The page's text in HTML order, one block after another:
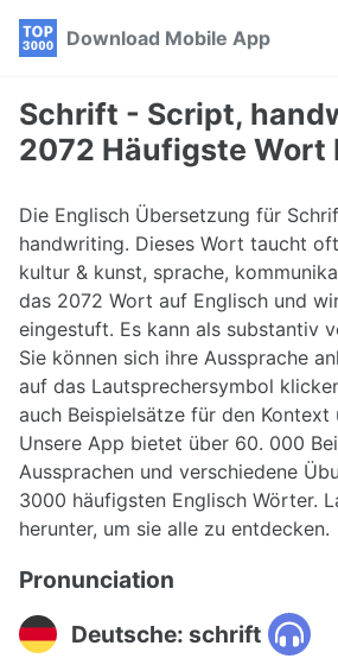
Skip
navigation
Skip
Skip
Download Mobile App
Schrift - Script,
2072 Häufigste Wort
Die Englisch Übersetzung für
handwriting. Dieses Wort taucht
kultur & kunst, sprache,
das 2072 Wort auf Englisch und
eingestuft. Es kann als substantiv
Sie können sich ihre Aussprache
auf das Lautsprechersymbol
auch Beispielsätze für den Kontext
Unsere App bietet über 60. 000
Aussprachen und verschiedene
3000 häufigsten Englisch Wörter.
herunter, um sie alle zu entdecken.
Pronunciation
Deutsche: schrift